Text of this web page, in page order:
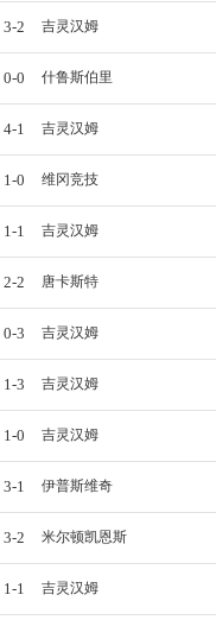
3-2 吉灵汉姆
0-0 什鲁斯伯里
4-1 吉灵汉姆
1-0 维冈竞技
1-1 吉灵汉姆
2-2 唐卡斯特
0-3 吉灵汉姆
1-3 吉灵汉姆
1-0 吉灵汉姆
3-1 伊普斯维奇
3-2 米尔顿凯恩斯
1-1 吉灵汉姆